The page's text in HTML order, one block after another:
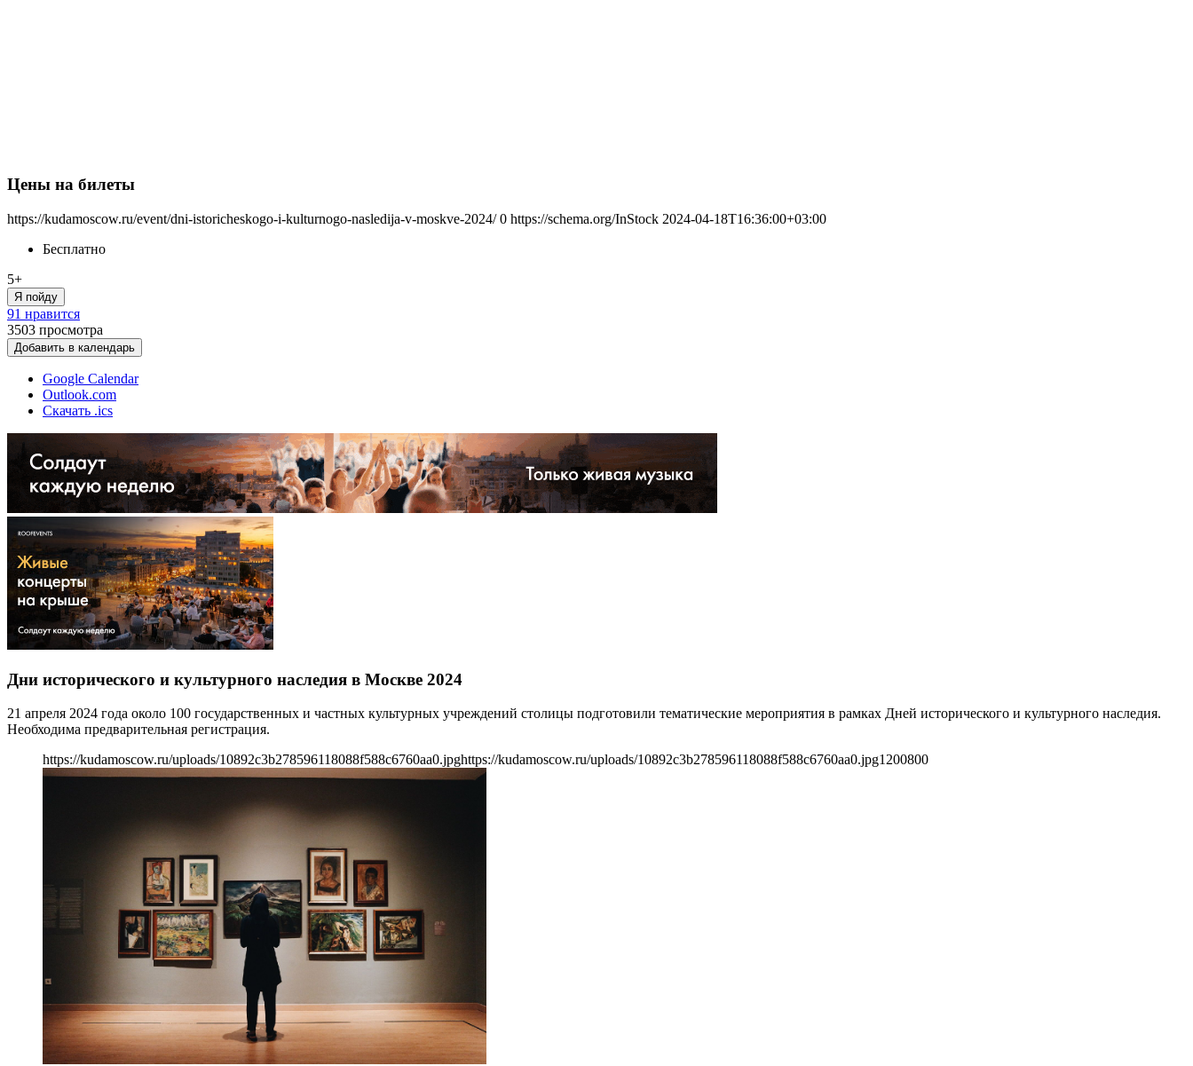
Цены на билеты
https://kudamoscow.ru/event/dni-istoricheskogo-i-kulturnogo-nasledija-v-moskve-2024/ 0 https://schema.org/InStock 2024-04-18T16:36:00+03:00
Бесплатно
5+
Я пойду
91 нравится
3503 просмотра
Добавить в календарь
Google Calendar
Outlook.com
Скачать .ics
Дни исторического и культурного наследия в Москве 2024
21 апреля 2024 года около 100 государственных и частных культурных учреждений столицы подготовили тематические мероприятия в рамках Дней исторического и культурного наследия.
Необходима предварительная регистрация.
https://kudamoscow.ru/uploads/10892c3b278596118088f588c6760aa0.jpghttps://kudamoscow.ru/uploads/10892c3b278596118088f588c6760aa0.jpg1200800